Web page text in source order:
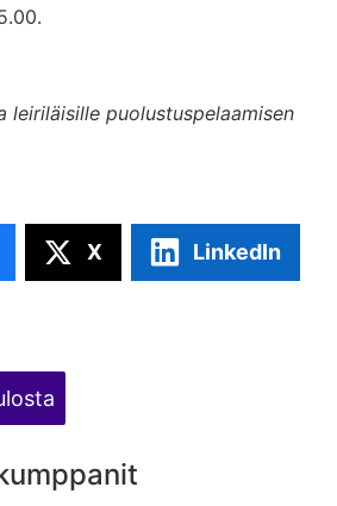
leiriläisille puolustuspelaamisen
X LinkedIn